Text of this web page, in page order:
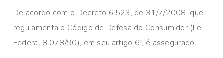
De acordo com o Decreto 6.523, de 31/7/2008, que
regulamenta o Código de Defesa do Consumidor (Lei
Federal 8.078/90), em seu artigo 6º, é assegurado…